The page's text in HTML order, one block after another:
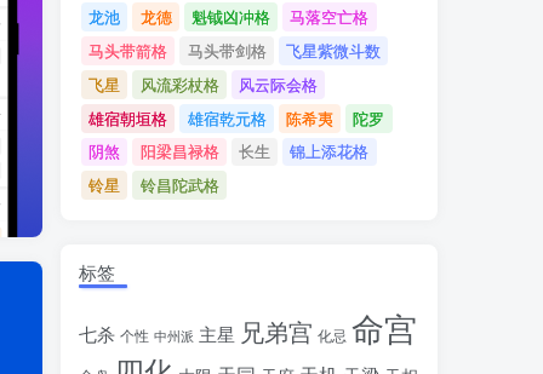
龙池 龙德 魁钺凶冲格
马落空亡格
马头带箭格
马头带剑格
飞星紫微斗数
飞星
风流彩杖格
风云际会格
雄宿朝垣格
雄宿乾元格 陈希夷
陀罗
阴煞
阳梁昌禄格 长生
锦上添花格
铃星
铃昌陀武格
龙池 龙德 魁钺凶冲格
马落空亡格
马头带箭格
马头带剑格
飞星紫微斗数
飞星
风流彩杖格
风云际会格
雄宿朝垣格
雄宿乾元格 陈希夷
陀罗
阴煞
阳梁昌禄格 长生
锦上添花格
铃星
铃昌陀武格
标签
七杀 个性 中州派 主星 兄弟宫 化忌 命宫